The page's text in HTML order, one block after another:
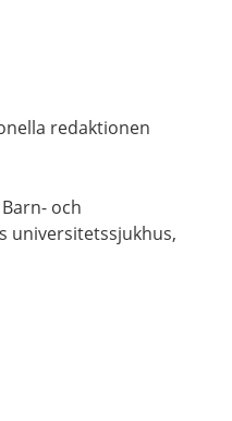
redaktionen
Barn- och
universitetssjukhus,